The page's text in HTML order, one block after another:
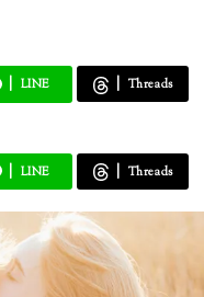
LINE Threads
LINE Threads